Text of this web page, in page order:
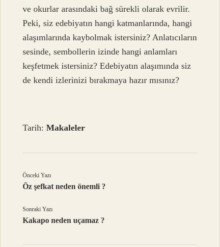
ve okurlar arasındaki bağ sürekli olarak evrilir.
Peki, siz edebiyatın hangi katmanlarında, hangi
alaşımlarında kaybolmak istersiniz? Anlatıcıların
sesinde, sembollerin izinde hangi anlamları
keşfetmek istersiniz? Edebiyatın alaşımında siz
de kendi izlerinizi bırakmaya hazır mısınız?
Tarih:Makaleler
Önceki Yazı
Öz şefkat neden önemli ?
Sonraki Yazı
Kakapo neden uçamaz ?